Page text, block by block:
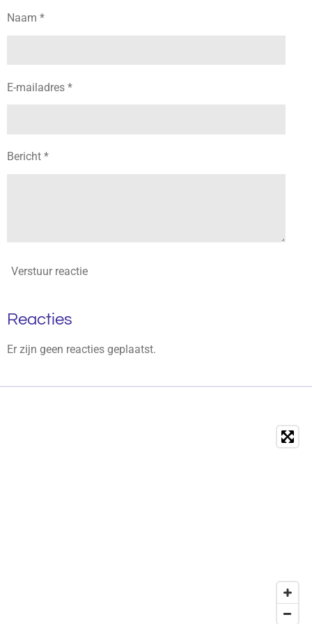
Naam *
E-mailadres *
Bericht *
Verstuur reactie
Reacties
Er zijn geen reacties geplaatst.